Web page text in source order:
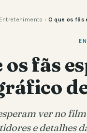
Entretenimento › O que os fãs
os fãs
ver no
e detalhes